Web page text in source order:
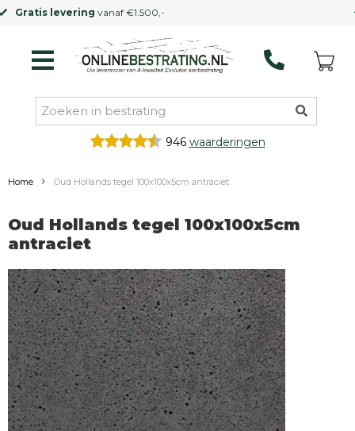
Kleinere vrachtwagen
946 waarderingen
Home Oud Hollands tegel 100x100x5cm antraciet
Oud Hollands tegel 100x100x5cm
antraciet